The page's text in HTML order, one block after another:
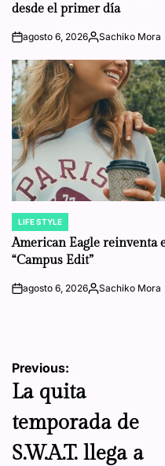
desde el primer día
onagosto 6, 2026Posted
Sachiko Mora
POSTED
IN
LIFE STYLE
American Eagle
“Campus Edit”
onagosto 6, 2026Posted
Sachiko Mora
Navegación
de
entradas
Previous:
​La quita
temporada de
S.W.A.T. llega a